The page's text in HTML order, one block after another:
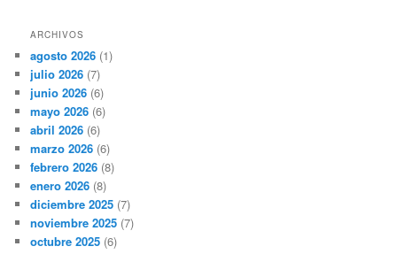
ARCHIVOS
agosto 2026 (1)
julio 2026 (7)
junio 2026 (6)
mayo 2026 (6)
abril 2026 (6)
marzo 2026 (6)
febrero 2026 (8)
enero 2026 (8)
diciembre 2025 (7)
noviembre 2025 (7)
octubre 2025 (6)